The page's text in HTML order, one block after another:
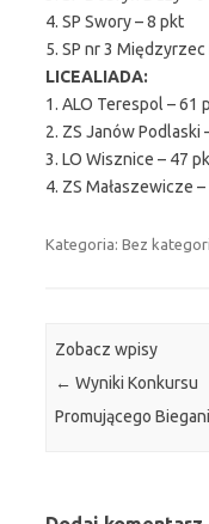
4. SP Swory – 8 pkt
5. SP nr 3
LICEALIADA:
1. ALO Terespol – 61
2. ZS Janów Podlaski
3. LO Wisznice – 47
4. ZS Małaszewicze
Kategoria: Bez
Zobacz wpisy
← Wyniki Konkursu
Promującego